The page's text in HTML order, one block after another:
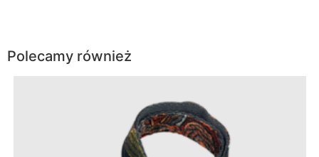
Polecamy również